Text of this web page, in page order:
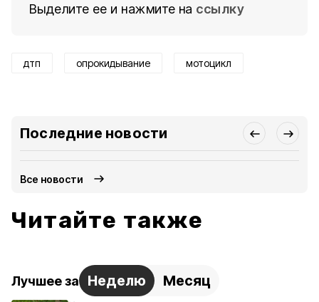
Выделите ее и нажмите на ссылку
дтп опрокидывание мотоцикл
Последние новости
Все новости
Читайте также
Лучшее за Неделю Месяц